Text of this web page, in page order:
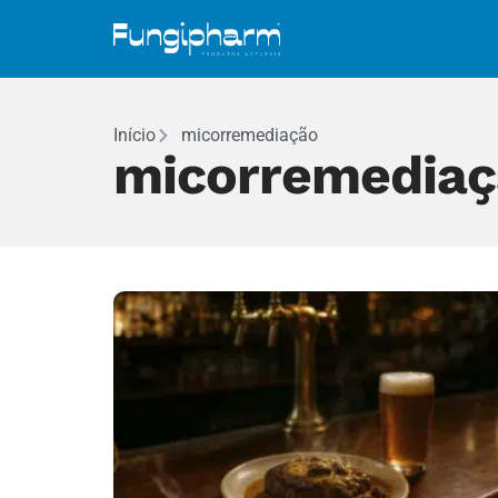
Início micorremediação